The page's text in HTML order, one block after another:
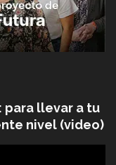
para llevar a tu
nivel (video)